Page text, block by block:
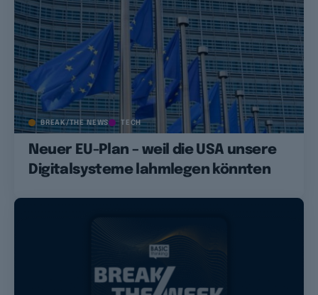
BREAK/THE NEWS TECH
Neuer EU-Plan – weil die USA unsere
Digitalsysteme lahmlegen könnten